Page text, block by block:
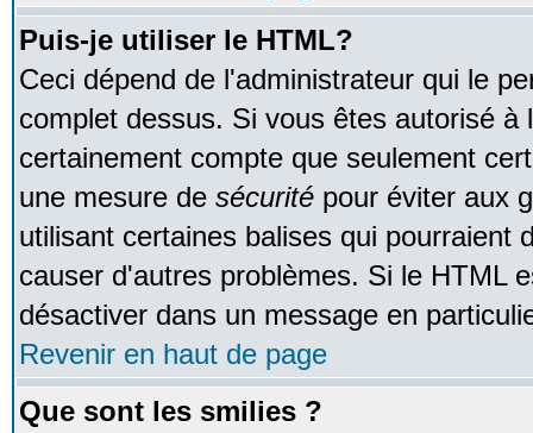
Puis-je utiliser le HTML?
Ceci dépend de l'administrateur qui le
complet dessus. Si vous êtes autorisé à
certainement compte que seulement
une mesure de sécurité pour éviter aux
utilisant certaines balises qui pourraient
causer d'autres problèmes. Si le HTML
désactiver dans un message en
Revenir en haut de page
Que sont les smilies ?